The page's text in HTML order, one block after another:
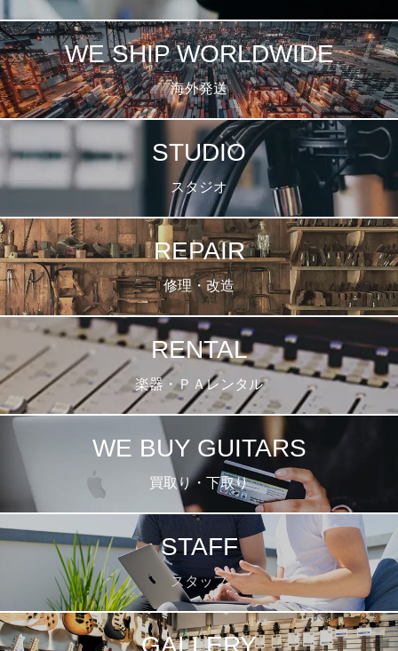
WE SHIP WORLDWIDE
海外発送
STUDIO
スタジオ
REPAIR
修理・改造
RENTAL
楽器・ＰＡレンタル
WE BUY GUITARS
買取り・下取り
STAFF
スタッフ
GALLERY